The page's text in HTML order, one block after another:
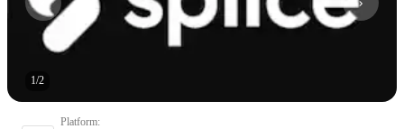
1/2
Platform: